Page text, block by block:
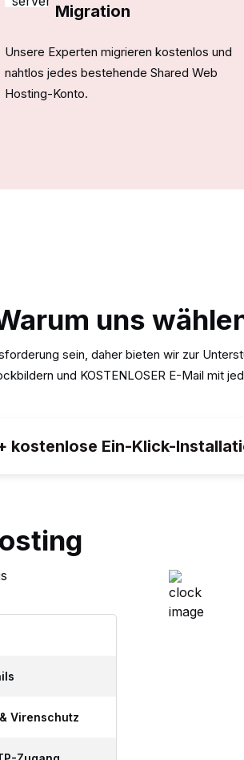
Migration
Unsere Experten migrieren kostenlos und
nahtlos jedes bestehende Shared Web
Hosting-Konto.
uns
sein, daher bieten wir zur
und KOSTENLOSER E-Mail mit
kostenlose Ein-Klick-
Virenschutz